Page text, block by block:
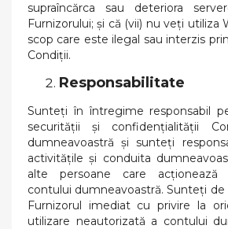
supraîncărca sau deteriora
Furnizorului; și că (vii) nu veți utiliza
scop care este ilegal sau interzis
Condiții.
Responsabilitate
Sunteți în întregime responsabil
securității și confidențialității
dumneavoastră și sunteți
activitățile și conduita
alte persoane care acționează
contului dumneavoastră. Sunteți
Furnizorul imediat cu privire la
utilizare neautorizată a contului